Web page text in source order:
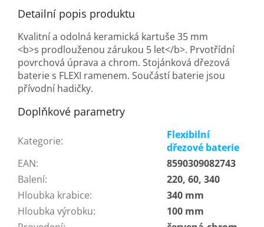
Detailní popis produktu
Kvalitní a odolná keramická kartuše 35 mm
<b>s prodlouženou zárukou 5 let</b>. Prvotřídní
povrchová úprava a chrom. Stojánková dřezová
baterie s FLEXI ramenem. Součástí baterie jsou
přívodní hadičky.
Doplňkové parametry
Kategorie:
Flexibilní
dřezové baterie
EAN:
8590309082743
Balení:
220, 60, 340
Hloubka krabice:
340 mm
Hloubka výrobku:
100 mm